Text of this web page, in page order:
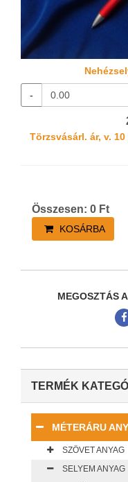
-
Törzsvásárl. ár, v.
Összesen: 0 Ft
KOSÁRBA
MEGOSZTÁS
TERMÉK
MÉTERÁRU
SZÖVET ANYAG
SELYEM ANYAG